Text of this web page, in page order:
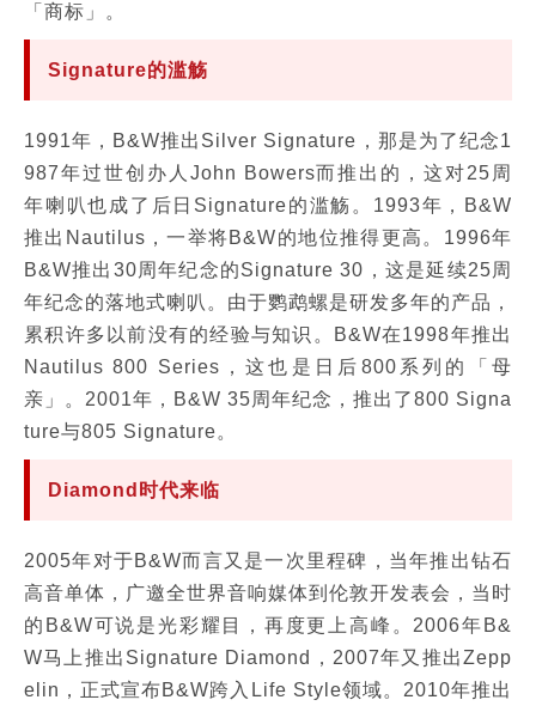
「商标」。
Signature的滥觞
1991年，B&W推出Silver Signature，那是为了纪念1
987年过世创办人John Bowers而推出的，这对25周
年喇叭也成了后日Signature的滥觞。1993年，B&W
推出Nautilus，一举将B&W的地位推得更高。1996年
B&W推出30周年纪念的Signature 30，这是延续25周
年纪念的落地式喇叭。由于鹦鹉螺是研发多年的产品，
累积许多以前没有的经验与知识。B&W在1998年推出
Nautilus 800 Series，这也是日后800系列的「母
亲」。2001年，B&W 35周年纪念，推出了800 Signa
ture与805 Signature。
Diamond时代来临
2005年对于B&W而言又是一次里程碑，当年推出钻石
高音单体，广邀全世界音响媒体到伦敦开发表会，当时
的B&W可说是光彩耀目，再度更上高峰。2006年B&
W马上推出Signature Diamond，2007年又推出Zepp
elin，正式宣布B&W跨入Life Style领域。2010年推出